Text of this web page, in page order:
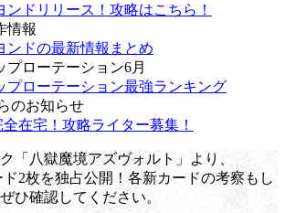
ンドリリース！攻略はこちら！
情報
ンドの最新情報まとめ
プローテーション6月
プローテーション最強ランキング
のお知らせ
在宅！攻略ライター募集！
「八獄魔境アズヴォルト」より、
ド2枚を独占公開！各新カードの考察もし
ひ確認してください。